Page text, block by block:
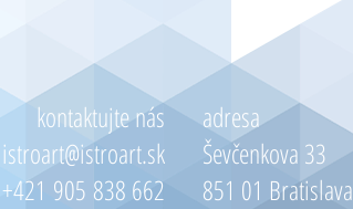
kontaktujte nás
istroart@istroart.sk
+421 905 838 662
adresa
Ševčenkova 33
851 01 Bratislava